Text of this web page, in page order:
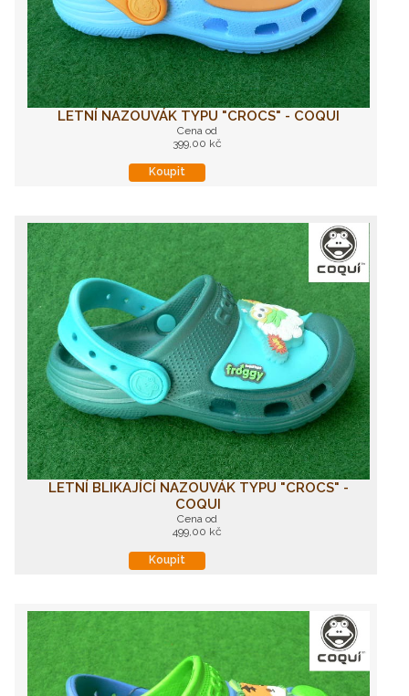
LETNÍ NAZOUVÁK TYPU "CROCS" - COQUI
Cena od
399,00 kč
Koupit
LETNÍ BLIKAJÍCÍ NAZOUVÁK TYPU "CROCS" -
COQUI
Cena od
499,00 kč
Koupit